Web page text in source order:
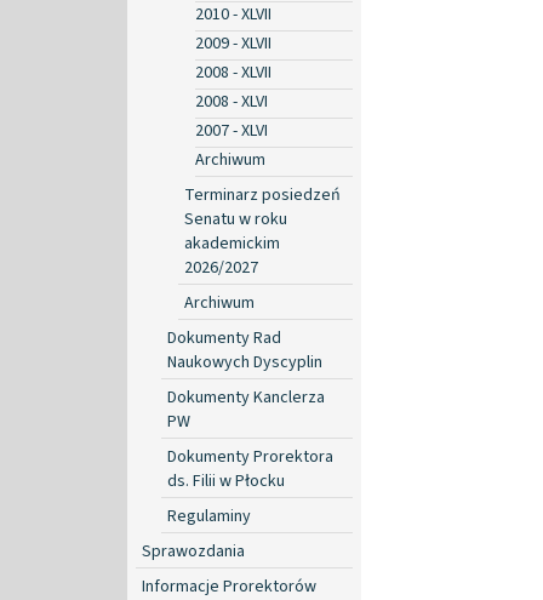
2010 - XLVII
2009 - XLVII
2008 - XLVII
2008 - XLVI
2007 - XLVI
Archiwum
Terminarz posiedzeń
Senatu w roku
akademickim
2026/2027
Archiwum
Dokumenty Rad
Naukowych Dyscyplin
Dokumenty Kanclerza
PW
Dokumenty Prorektora
ds. Filii w Płocku
Regulaminy
Sprawozdania
Informacje Prorektorów